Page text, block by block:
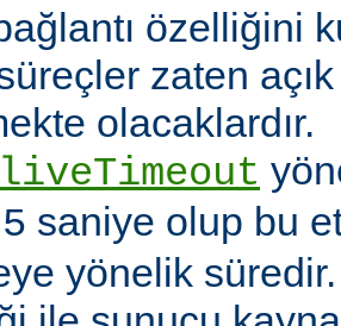
özelliğini
zaten
olacaklardır.
5 saniye olup bu
yönelik